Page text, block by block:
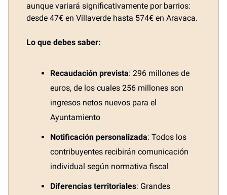
aunque variará significativamente por barrios:
desde 47€ en Villaverde hasta 574€ en Aravaca.
Lo que debes saber:
Recaudación prevista: 296 millones de
euros, de los cuales 256 millones son
ingresos netos nuevos para el
Ayuntamiento
Notificación personalizada: Todos los
contribuyentes recibirán comunicación
individual según normativa fiscal
Diferencias territoriales: Grandes